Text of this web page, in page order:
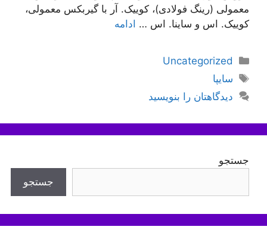
معمولی (رینگ فولادی)، کوییک. آر با گیربکس معمولی،
کوییک. اس و ساینا. اس … ادامه
دسته‌ها
Uncategorized
برچسب‌ها
سایپا
دیدگاهتان را بنویسید
جستجو
جستجو